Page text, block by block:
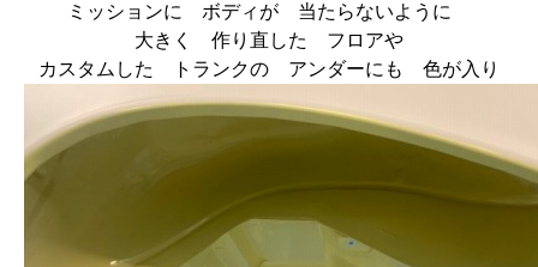
ミッションに ボディが 当たらないように
大きく 作り直した フロアや
カスタムした トランクの アンダーにも 色が入り